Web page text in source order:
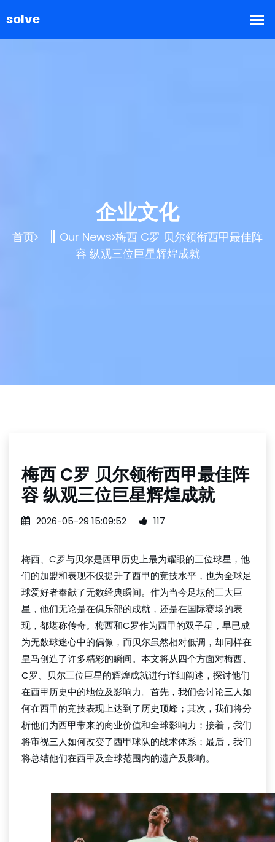
企业文化
首页 Our News 梅西 C罗 贝尔领衔西甲最佳阵
容 纵观三位巨星辉煌成就
梅西 C罗 贝尔领衔西甲最佳阵
容 纵观三位巨星辉煌成就
2026-05-29 15:09:52 117
梅西、C罗与贝尔是西甲历史上最为耀眼的三位球星，他
们的加盟和表现不仅提升了西甲的竞技水平，也为全球足
球爱好者奉献了无数经典瞬间。作为当今足坛的三大巨
星，他们无论是在俱乐部的成就，还是在国际赛场的表
现，都堪称传奇。梅西和C罗作为西甲的双子星，早已成
为无数球迷心中的偶像，而贝尔虽然相对低调，却同样在
皇马创造了许多精彩的瞬间。本文将从四个方面对梅西、
C罗、贝尔三位巨星的辉煌成就进行详细阐述，探讨他们
在西甲历史中的地位及影响力。首先，我们会讨论三人如
何在西甲的竞技表现上达到了历史顶峰；其次，我们将分
析他们为西甲带来的商业价值和全球影响力；接着，我们
将审视三人如何改变了西甲球队的战术体系；最后，我们
将总结他们在西甲及全球范围内的遗产及影响。